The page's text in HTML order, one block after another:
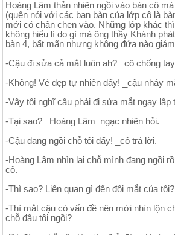
Hoàng Lâm thản nhiên ngồi vào bàn cô
(quên nói với các bạn bàn của lớp cô là
mới có chân chen vào. Những lớp khác
không hiểu lí do gì mà ông thầy Khánh
bàn 4, bất mãn nhưng không đứa nào
-Cậu đi sửa cả mắt luôn ah? _cô chống
-Không! Vẻ đẹp tự nhiên đấy! _cậu nháy
-Vậy tôi nghĩ cậu phải đi sửa mắt ngay lập
-Tại sao? _Hoàng Lâm ngạc nhiên hỏi.
-Cậu đang ngồi chỗ tôi đấy! _cô trả lời.
-Hoàng Lâm nhìn lại chỗ mình đang ngồi
cô.
-Thì sao? Liên quan gì đến đôi mắt của
-Thì mắt cậu có vấn đề nên mới nhìn lộn
chỗ đâu tôi ngồi?